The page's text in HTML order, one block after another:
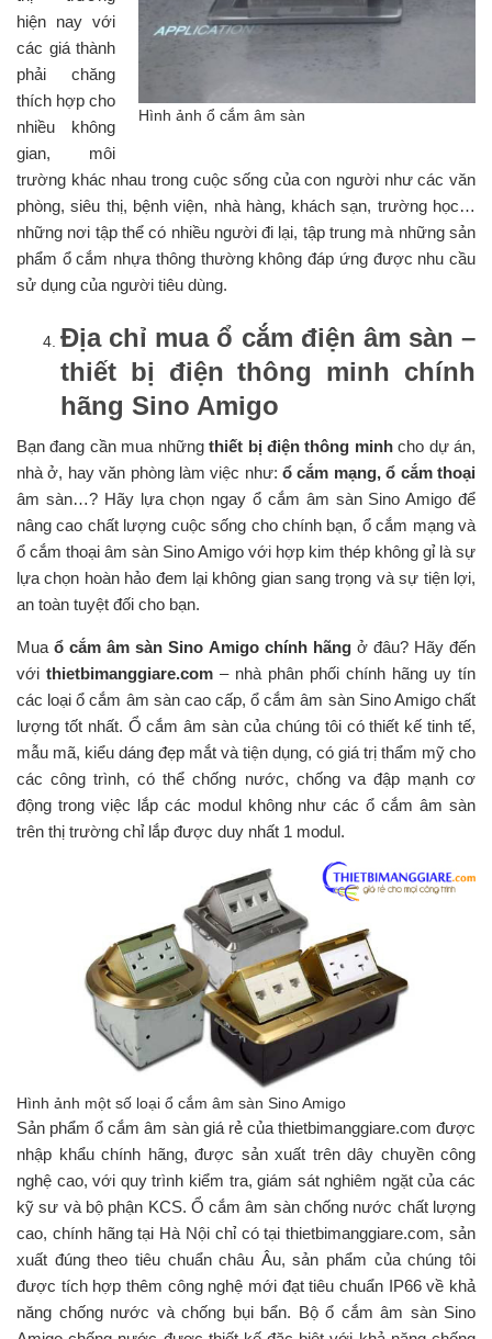
Hình ảnh ổ cắm âm sàn
hiện nay với
các giá thành
phải chăng
thích hợp cho
nhiều không
gian, môi
trường khác nhau trong cuộc sống của con người như các văn
phòng, siêu thị, bệnh viện, nhà hàng, khách sạn, trường học…
những nơi tập thể có nhiều người đi lại, tập trung mà những sản
phẩm ổ cắm nhựa thông thường không đáp ứng được nhu cầu
sử dụng của người tiêu dùng.
Địa chỉ mua ổ cắm điện âm sàn –
thiết bị điện thông minh chính
hãng Sino Amigo
Bạn đang cần mua nhữngthiết bị điện thông minhcho dự án,
nhà ở, hay văn phòng làm việc như:ổ cắm mạng, ổ cắm thoại
âm sàn…? Hãy lựa chọn ngay ổ cắm âm sàn Sino Amigo để
nâng cao chất lượng cuộc sống cho chính bạn, ổ cắm mạng và
ổ cắm thoại âm sàn Sino Amigo với hợp kim thép không gỉ là sự
lựa chọn hoàn hảo đem lại không gian sang trọng và sự tiện lợi,
an toàn tuyệt đối cho bạn.
Muaổ cắm âm sàn Sino Amigo chính hãngở đâu? Hãy đến
với thietbimanggiare.com – nhà phân phối chính hãng uy tín
các loại ổ cắm âm sàn cao cấp, ổ cắm âm sàn Sino Amigo chất
lượng tốt nhất. Ổ cắm âm sàn của chúng tôi có thiết kế tinh tế,
mẫu mã, kiểu dáng đẹp mắt và tiện dụng, có giá trị thẩm mỹ cho
các công trình, có thể chống nước, chống va đập mạnh cơ
động trong việc lắp các modul không như các ổ cắm âm sàn
trên thị trường chỉ lắp được duy nhất 1 modul.
Hình ảnh một số loại ổ cắm âm sàn Sino Amigo
Sản phẩm ổ cắm âm sàn giá rẻ của thietbimanggiare.com được
nhập khẩu chính hãng, được sản xuất trên dây chuyền công
nghệ cao, với quy trình kiểm tra, giám sát nghiêm ngặt của các
kỹ sư và bộ phận KCS. Ổ cắm âm sàn chống nước chất lượng
cao, chính hãng tại Hà Nội chỉ có tại thietbimanggiare.com, sản
xuất đúng theo tiêu chuẩn châu Âu, sản phẩm của chúng tôi
được tích hợp thêm công nghệ mới đạt tiêu chuẩn IP66 về khả
năng chống nước và chống bụi bẩn. Bộ ổ cắm âm sàn Sino